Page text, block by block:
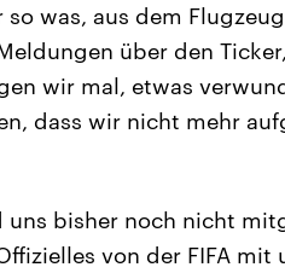
was, aus dem Flugzeug
über den Ticker,
wir mal, etwas
dass wir nicht mehr
uns bisher noch nicht
von der FIFA mit